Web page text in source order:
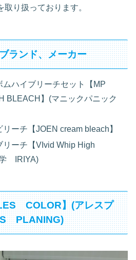
り扱っております。
ランド、メーカー
ムハイブリーチセット【MP
BLEACH】(マニックパニック
ーチ【JOEN cream bleach】
リーチ【VIvid Whip High
学 IRIYA)
COLOR】(アレスプ
PLANING)